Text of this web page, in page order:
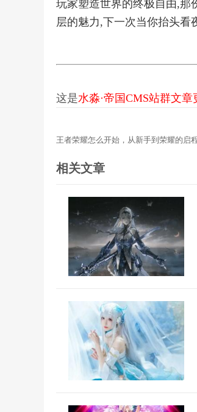
玩家塑造世界的终极自由,那
层的魅力,下一次当你抬头看
这是水淼·帝国CMS站群文章
王者荣耀怎么开始，从新手到荣耀的启
相关文章